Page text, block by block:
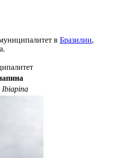
в Бразилии,
.
Ibiapina